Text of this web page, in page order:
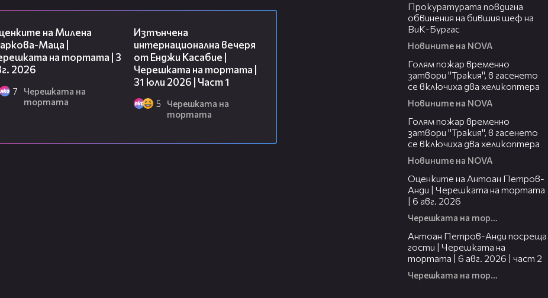
на Милена
Маца |
на тортата | 3
2026
7
Черешката на
тортата
Изтънчена
интернационална вечеря
от Енджи Касабие |
Черешката на тортата |
31 юли 2026 | Част 1
5
Черешката на
тортата
Прокуратурата повдигна
обвинения на бившия шеф на
ВиК-Бургас
Новините на NOVA
Голям пожар временно
затвори "Тракия", в гасенето
се включиха два хеликоптера
Новините на NOVA
Голям пожар временно
затвори "Тракия", в гасенето
се включиха два хеликоптера
Новините на NOVA
Оценките на Антоан Петров-
Анди | Черешката на тортата
| 6 авг. 2026
Черешката на тортата
Антоан Петров-Анди посреща
гости | Черешката на
тортата | 6 авг. 2026 | част 2
Черешката на тортата